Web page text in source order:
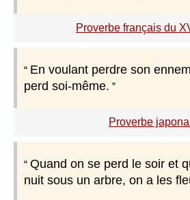
Proverbe français du
En voulant perdre son
perd soi-même.
Proverbe
Quand on se perd le soir et
nuit sous un arbre, on a les